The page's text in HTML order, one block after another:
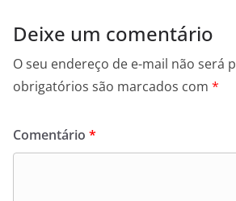
Deixe um comentário
O seu endereço de e-mail não será
obrigatórios são marcados com *
Comentário *